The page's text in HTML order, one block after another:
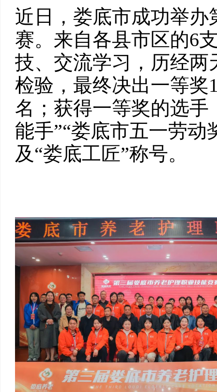
近日，娄底市成功举
赛。来自各县市区的6
技、交流学习，历经
检验，最终决出一等奖
名；获得一等奖的选手
能手”“娄底市五一劳动
及“娄底工匠”称号。